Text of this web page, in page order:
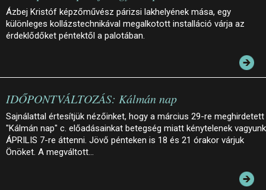
Ázbej Kristóf képzőművész párizsi lakhelyének mása, egy
különleges kollázstechnikával megalkotott installáció várja az
érdeklődőket péntektől a palotában.
IDŐPONTVÁLTOZÁS: Kálmán nap
Sajnálattal értesítjük nézőinket, hogy a március 29-re meghirdetett
"Kálmán nap" c. előadásainkat betegség miatt kénytelenek vagyunk
ÁPRILIS 7-re áttenni. Jövő pénteken is 18 és 21 órakor várjuk
Önöket. A megváltott…